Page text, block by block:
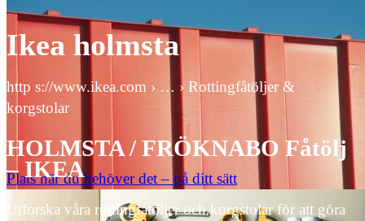
Plats när du behöver det – på ditt sätt
Ikea holmsta
http s://www.ikea.com › … › Rottingfåtöljer &
korgstolar
HOLMSTA / FRÖKNABO Fåtölj
– IKEA
Utforska våra rottingfåtöljer och korgstolar för att göra